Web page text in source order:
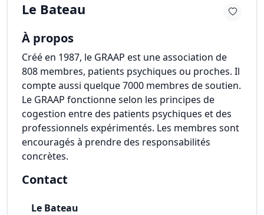
Le Bateau
À propos
Créé en 1987, le GRAAP est une association de
808 membres, patients psychiques ou proches. Il
compte aussi quelque 7000 membres de soutien.
Le GRAAP fonctionne selon les principes de
cogestion entre des patients psychiques et des
professionnels expérimentés. Les membres sont
encouragés à prendre des responsabilités
concrètes.
Contact
Le Bateau